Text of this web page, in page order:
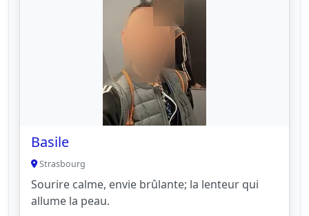
Basile
Strasbourg
Sourire calme, envie brûlante; la lenteur qui
allume la peau.